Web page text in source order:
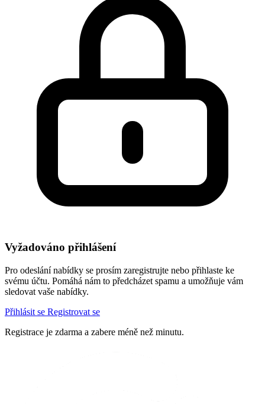
Vyžadováno přihlášení
Pro odeslání nabídky se prosím zaregistrujte nebo přihlaste ke
svému účtu. Pomáhá nám to předcházet spamu a umožňuje vám
sledovat vaše nabídky.
Přihlásit se Registrovat se
Registrace je zdarma a zabere méně než minutu.